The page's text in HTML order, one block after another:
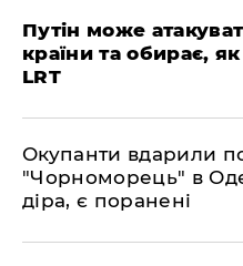
​Путін може
країни та обирає,
LRT
​Окупанти вдарили
"Чорноморець" в
діра, є поранені